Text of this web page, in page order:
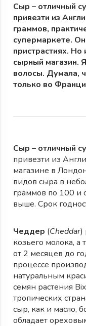
Сыр – отличный
привезти из
граммов,
супермаркете.
пристрастиях.
сырный магазин.
волосы. Думала,
только во
Сыр – отличный
привезти из
магазине в
видов сыра в
граммов по 100 и
выше. Срок
Чеддер (Cheddar)
козьего молока,
от 2 месяцев до
процессе
натуральным
семян растения
тропических
сыр, как и масло,
обладает